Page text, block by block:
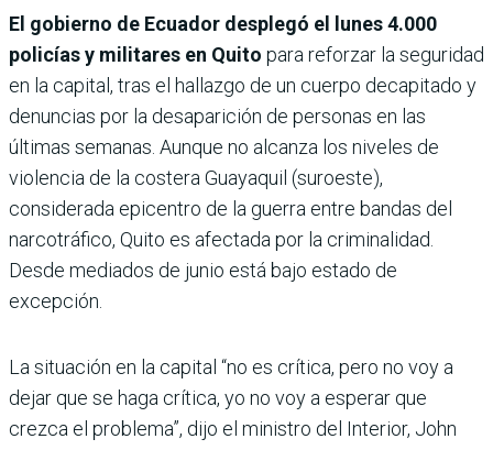
El gobierno de Ecuador desplegó el lunes 4.000
policías y militares en Quito para reforzar la seguridad
en la capital, tras el hallazgo de un cuerpo decapitado y
denuncias por la desaparición de personas en las
últimas semanas. Aunque no alcanza los niveles de
violencia de la costera Guayaquil (suroeste),
considerada epicentro de la guerra entre bandas del
narcotráfico, Quito es afectada por la criminalidad.
Desde mediados de junio está bajo estado de
excepción.
La situación en la capital “no es crítica, pero no voy a
dejar que se haga crítica, yo no voy a esperar que
crezca el problema”, dijo el ministro del Interior, John